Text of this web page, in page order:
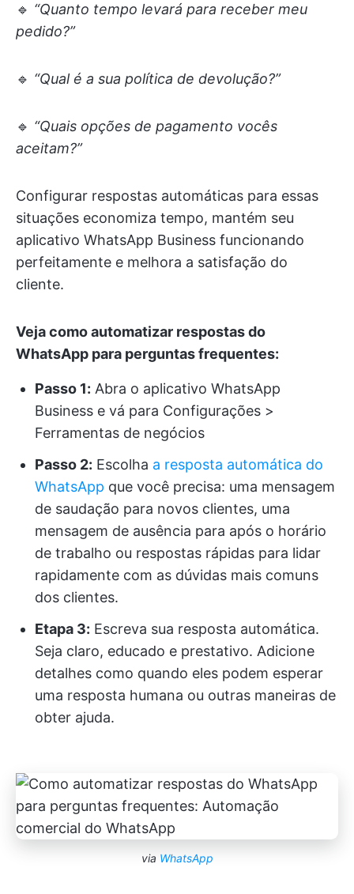
🔹 “Quanto tempo levará para receber meu
pedido?”
🔹 “Qual é a sua política de devolução?”
🔹 “Quais opções de pagamento vocês
aceitam?”
Configurar respostas automáticas para essas
situações economiza tempo, mantém seu
aplicativo WhatsApp Business funcionando
perfeitamente e melhora a satisfação do
cliente.
Veja como automatizar respostas do
WhatsApp para perguntas frequentes:
Passo 1: Abra o aplicativo WhatsApp
Business e vá para Configurações >
Ferramentas de negócios
Passo 2: Escolha a resposta automática do
WhatsApp que você precisa: uma mensagem
de saudação para novos clientes, uma
mensagem de ausência para após o horário
de trabalho ou respostas rápidas para lidar
rapidamente com as dúvidas mais comuns
dos clientes.
Etapa 3: Escreva sua resposta automática.
Seja claro, educado e prestativo. Adicione
detalhes como quando eles podem esperar
uma resposta humana ou outras maneiras de
obter ajuda.
via WhatsApp